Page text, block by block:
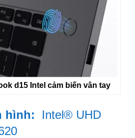
d15 Intel cảm biến vân tay
hình:
Intel® UHD